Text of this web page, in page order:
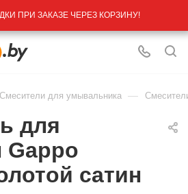
ПРИ ЗАКАЗЕ ЧЕРЕЗ КОРЗИНУ!
Смесители для умывальника —
для
Gappo
сатин